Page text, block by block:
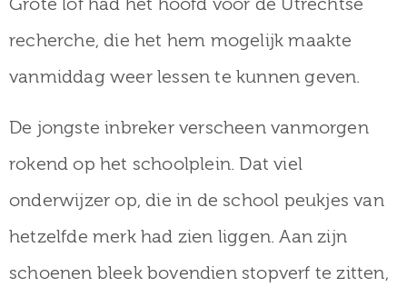
recherche, die het hem mogelijk maakte
vanmiddag weer lessen te kunnen geven.
De jongste inbreker verscheen vanmorgen
rokend op het schoolplein. Dat viel
onderwijzer op, die in de school peukjes van
hetzelfde merk had zien liggen. Aan zijn
schoenen bleek bovendien stopverf te zitten,